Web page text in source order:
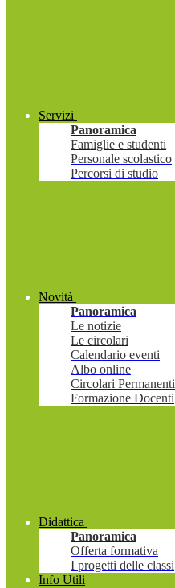
Servizi
Panoramica
Famiglie e studenti
Personale scolastico
Percorsi di studio
Novità
Panoramica
Le notizie
Le circolari
Calendario eventi
Albo online
Circolari Permanenti
Formazione Docenti
Didattica
Panoramica
Offerta formativa
I progetti delle classi
Info Utili